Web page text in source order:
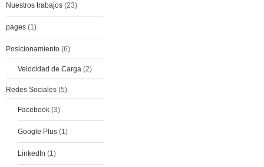
Nuestros trabajos (23)
pages (1)
Posicionamiento (6)
Velocidad de Carga (2)
Redes Sociales (5)
Facebook (3)
Google Plus (1)
LinkedIn (1)